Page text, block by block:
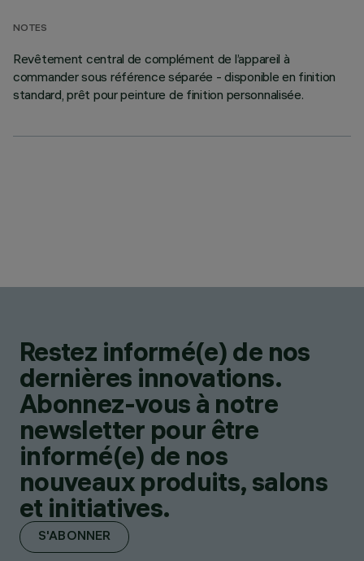
NOTES
Revêtement central de complément de l’appareil à
commander sous référence séparée - disponible en finition
standard, prêt pour peinture de finition personnalisée.
Restez informé(e) de nos
dernières innovations.
Abonnez-vous à notre
newsletter pour être
informé(e) de nos
nouveaux produits, salons
et initiatives.
S'ABONNER